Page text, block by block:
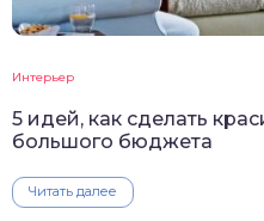
Интерьер
5 идей, как сделать
большого бюджета
Читать далее